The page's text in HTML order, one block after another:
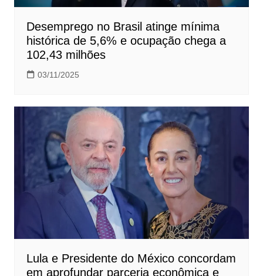
Desemprego no Brasil atinge mínima
histórica de 5,6% e ocupação chega a
102,43 milhões
03/11/2025
Lula e Presidente do México concordam
em aprofundar parceria econômica e